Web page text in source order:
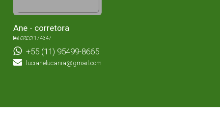
Ane - corretora
CRECI174347
+55 (11) 95499-8665
lucianelucania@gmail.com